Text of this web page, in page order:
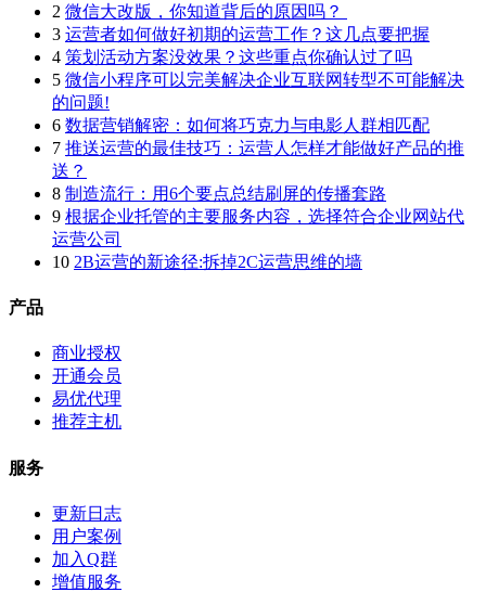
2 微信大改版，你知道背后的原因吗？ ​
3 运营者如何做好初期的运营工作？这几点要把握
4 策划活动方案没效果？这些重点你确认过了吗
5 微信小程序可以完美解决企业互联网转型不可能解决
的问题!
6 数据营销解密：如何将巧克力与电影人群相匹配
7 推送运营的最佳技巧：运营人怎样才能做好产品的推
送？
8 制造流行：用6个要点总结刷屏的传播套路
9 根据企业托管的主要服务内容，选择符合企业网站代
运营公司
10 2B运营的新途径:拆掉2C运营思维的墙
产品
商业授权
开通会员
易优代理
推荐主机
服务
更新日志
用户案例
加入Q群
增值服务